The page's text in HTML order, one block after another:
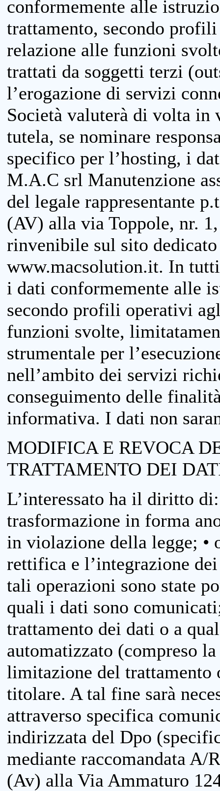
conformemente alle
trattamento, secondo
relazione alle funzioni
trattati da soggetti terzi
l’erogazione di servizi
Società valuterà di volta in
tutela, se nominare
specifico per l’hosting, i
M.A.C srl Manutenzione
del legale rappresentante
(AV) alla via Toppole, nr.
rinvenibile sul sito
www.macsolution.it. In
i dati conformemente alle
secondo profili operativi
funzioni svolte,
strumentale per
nell’ambito dei servizi
conseguimento delle
informativa. I dati non
MODIFICA E REVOCA
TRATTAMENTO DEI
L’interessato ha il diritto
trasformazione in forma
in violazione della legge; •
rettifica e l’integrazione
tali operazioni sono state
quali i dati sono
trattamento dei dati o a
automatizzato (compreso
limitazione del trattamento
titolare. A tal fine sarà
attraverso specifica
indirizzata del Dpo
mediante raccomandata
(Av) alla Via Ammaturo